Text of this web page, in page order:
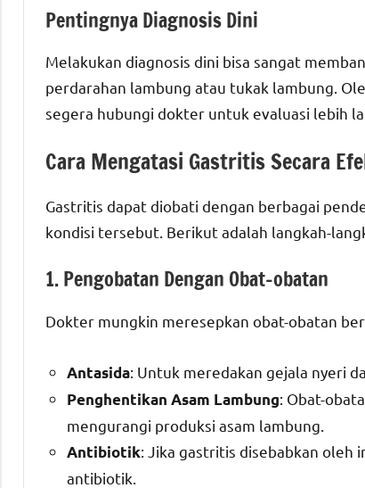
Pentingnya Diagnosis Dini
Melakukan diagnosis dini bisa sangat
perdarahan lambung atau tukak lambung.
segera hubungi dokter untuk evaluasi lebih
Cara Mengatasi Gastritis Secara
Gastritis dapat diobati dengan berbagai
kondisi tersebut. Berikut adalah langkah-
1. Pengobatan Dengan Obat-obatan
Dokter mungkin meresepkan obat-obatan
Antasida: Untuk meredakan gejala nyeri
Penghentikan Asam Lambung: Obat-
mengurangi produksi asam lambung.
Antibiotik: Jika gastritis disebabkan oleh
antibiotik.